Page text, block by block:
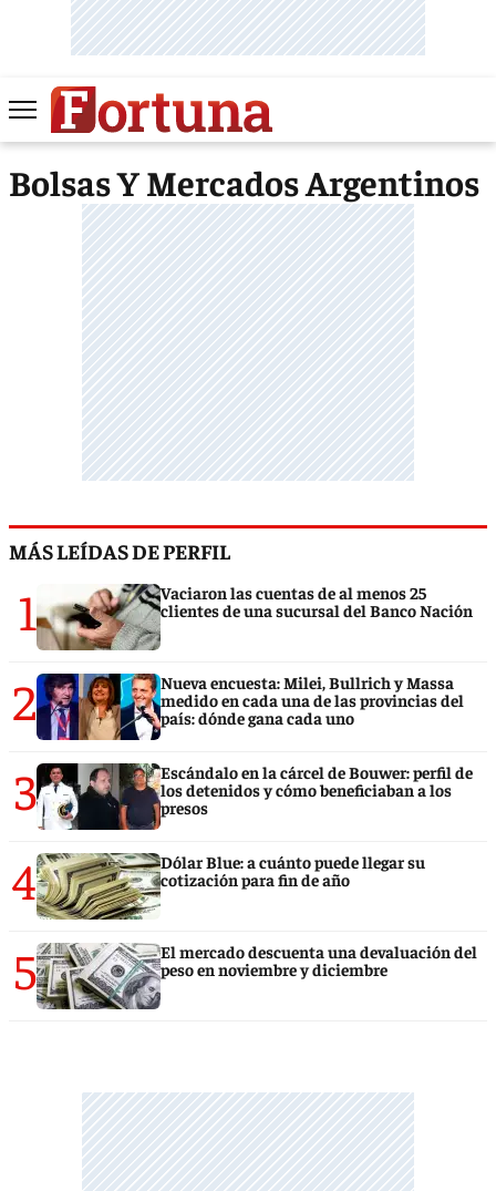
Bolsas Y Mercados Argentinos
MÁS LEÍDAS DE PERFIL
1
Vaciaron las cuentas de al menos 25
clientes de una sucursal del Banco Nación
2
Nueva encuesta: Milei, Bullrich y Massa
medido en cada una de las provincias del
país: dónde gana cada uno
3
Escándalo en la cárcel de Bouwer: perfil de
los detenidos y cómo beneficiaban a los
presos
4
Dólar Blue: a cuánto puede llegar su
cotización para fin de año
5
El mercado descuenta una devaluación del
peso en noviembre y diciembre